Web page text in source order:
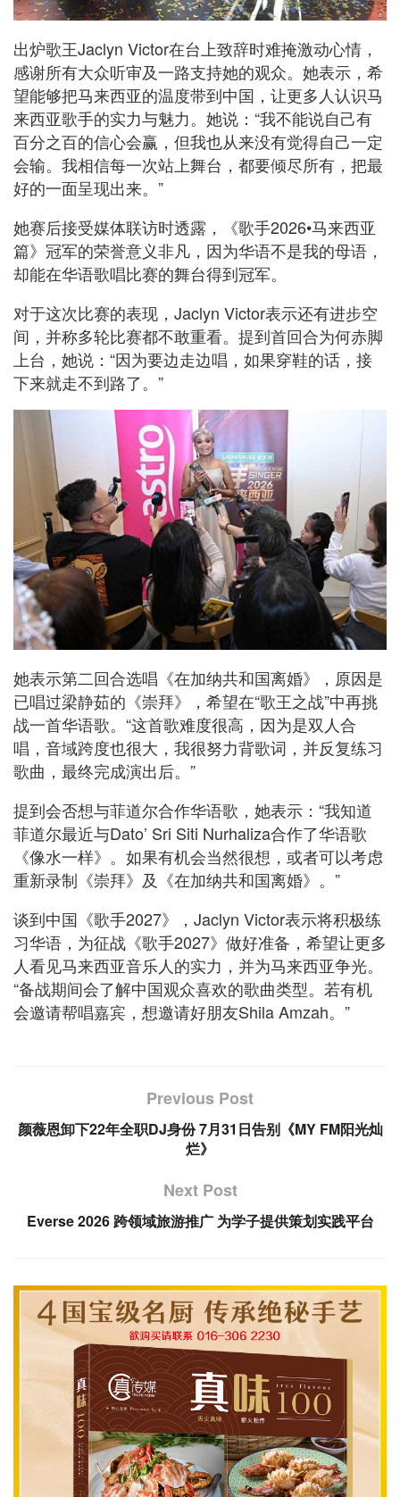
出炉歌王Jaclyn Victor在台上致辞时难掩激动心情，
感谢所有大众听审及一路支持她的观众。她表示，希
望能够把马来西亚的温度带到中国，让更多人认识马
来西亚歌手的实力与魅力。她说：“我不能说自己有
百分之百的信心会赢，但我也从来没有觉得自己一定
会输。我相信每一次站上舞台，都要倾尽所有，把最
好的一面呈现出来。”
她赛后接受媒体联访时透露，《歌手2026•马来西亚
篇》冠军的荣誉意义非凡，因为华语不是我的母语，
却能在华语歌唱比赛的舞台得到冠军。
对于这次比赛的表现，Jaclyn Victor表示还有进步空
间，并称多轮比赛都不敢重看。提到首回合为何赤脚
上台，她说：“因为要边走边唱，如果穿鞋的话，接
下来就走不到路了。”
她表示第二回合选唱《在加纳共和国离婚》，原因是
已唱过梁静茹的《崇拜》，希望在“歌王之战”中再挑
战一首华语歌。“这首歌难度很高，因为是双人合
唱，音域跨度也很大，我很努力背歌词，并反复练习
歌曲，最终完成演出后。”
提到会否想与菲道尔合作华语歌，她表示：“我知道
菲道尔最近与Dato’ Sri Siti Nurhaliza合作了华语歌
《像水一样》。如果有机会当然很想，或者可以考虑
重新录制《崇拜》及《在加纳共和国离婚》。”
谈到中国《歌手2027》，Jaclyn Victor表示将积极练
习华语，为征战《歌手2027》做好准备，希望让更多
人看见马来西亚音乐人的实力，并为马来西亚争光。
“备战期间会了解中国观众喜欢的歌曲类型。若有机
会邀请帮唱嘉宾，想邀请好朋友Shila Amzah。”
Previous Post
颜薇恩卸下22年全职DJ身份 7月31日告别《MY FM阳光灿
烂》
Next Post
Everse 2026 跨领域旅游推广 为学子提供策划实践平台